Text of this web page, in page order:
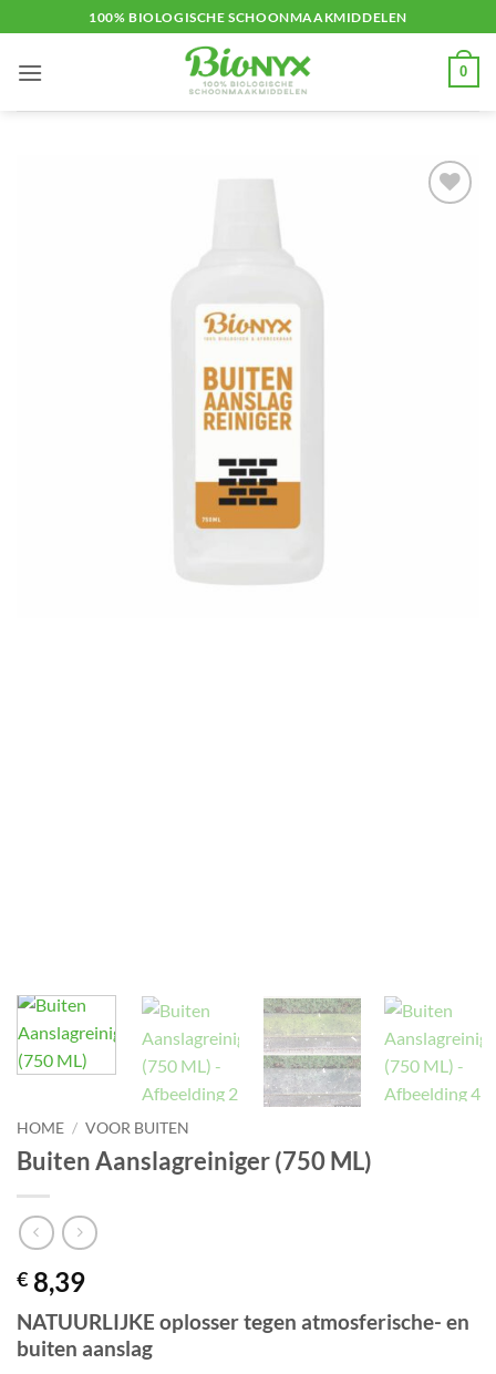
naar
inhoud
100% BIOLOGISCHE SCHOONMAAKMIDDELEN
0
HOME / VOOR BUITEN
Buiten Aanslagreiniger (750 ML)
€ 8,39
NATUURLIJKE oplosser tegen atmosferische- en
buiten aanslag